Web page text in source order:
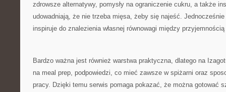
zdrowsze alternatywy, pomysły na ograniczenie cukru, a także
udowadniają, że nie trzeba mięsa, żeby się najeść.
inspiruje do znalezienia własnej równowagi między
Bardzo ważna jest również warstwa praktyczna, dlatego na
na meal prep, podpowiedzi, co mieć zawsze w spiżarni oraz
pracy. Dzięki temu serwis pomaga pokazać, że można gotować